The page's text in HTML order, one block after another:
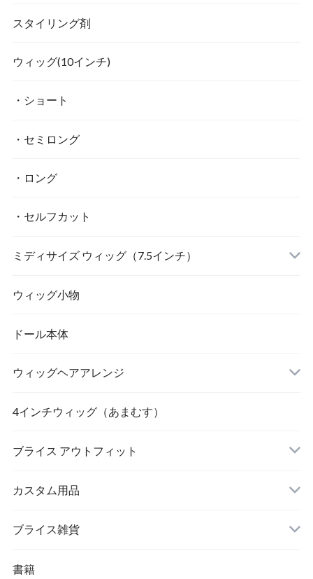
スタイリング剤
ウィッグ(10インチ)
・ショート
・セミロング
・ロング
・セルフカット
ミディサイズ ウィッグ（7.5インチ）
ウィッグ小物
ドール本体
ウィッグヘアアレンジ
4インチウィッグ（あまむす）
ブライス アウトフィット
カスタム用品
ブライス雑貨
書籍